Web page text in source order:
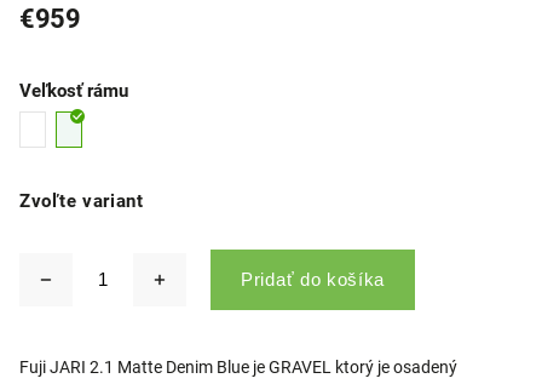
€959
Zvoľte variant
Veľkosť rámu
Pridať do košíka
Fuji JARI 2.1 Matte Denim Blue je GRAVEL ktorý je osadený